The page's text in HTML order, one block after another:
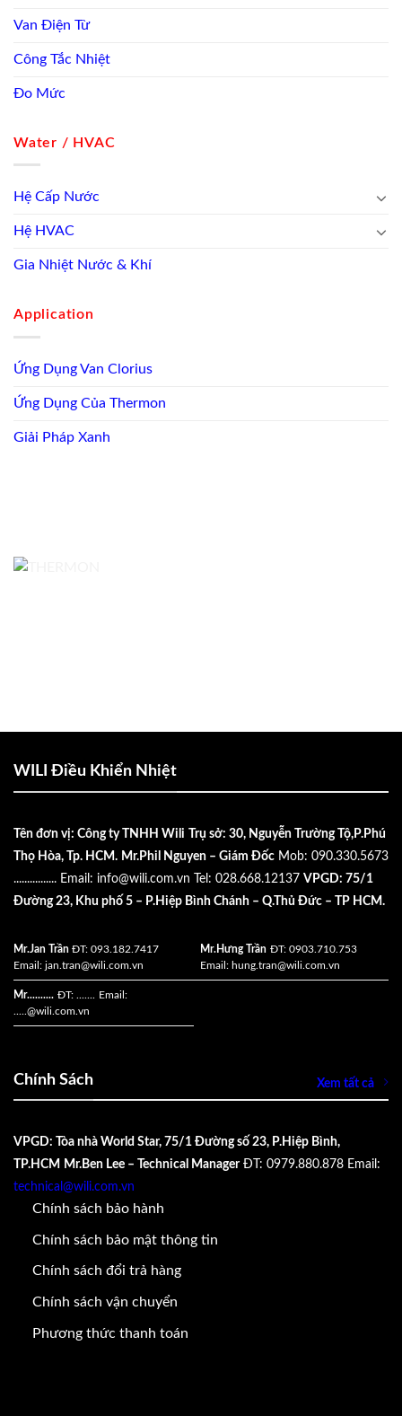
Van Điện Từ
Công Tắc Nhiệt
Đo Mức
Water / HVAC
Hệ Cấp Nước
Hệ HVAC
Gia Nhiệt Nước & Khí
Application
Ứng Dụng Van Clorius
Ứng Dụng Của Thermon
Giải Pháp Xanh
WILI Điều Khiển Nhiệt
Tên đơn vị: Công ty TNHH Wili Trụ sở: 30, Nguyễn Trường Tộ,P.Phú
Thọ Hòa, Tp. HCM. Mr.Phil Nguyen – Giám Đốc Mob: 090.330.5673
................ Email: info@wili.com.vn Tel: 028.668.12137 VPGD: 75/1
Đường 23, Khu phố 5 – P.Hiệp Bình Chánh – Q.Thủ Đức – TP HCM.
Mr.Jan Trần ĐT: 093.182.7417
Email: jan.tran@wili.com.vn
Mr.Hưng Trần ĐT: 0903.710.753
Email: hung.tran@wili.com.vn
Mr.......... ĐT: ....... Email:
.....@wili.com.vn
Chính Sách Xem tất cả
VPGD: Tòa nhà World Star, 75/1 Đường số 23, P.Hiệp Bình,
TP.HCM Mr.Ben Lee – Technical Manager ĐT: 0979.880.878 Email:
technical@wili.com.vn
Chính sách bảo hành
Chính sách bảo mật thông tin
Chính sách đổi trả hàng
Chính sách vận chuyển
Phương thức thanh toán